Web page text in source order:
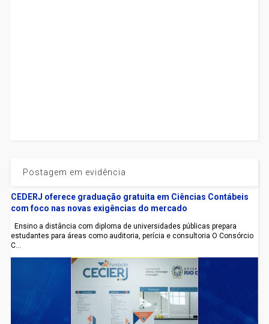
Postagem em evidência
CEDERJ oferece graduação gratuita em Ciências Contábeis
com foco nas novas exigências do mercado
Ensino a distância com diploma de universidades públicas prepara
estudantes para áreas como auditoria, perícia e consultoria O Consórcio
C...